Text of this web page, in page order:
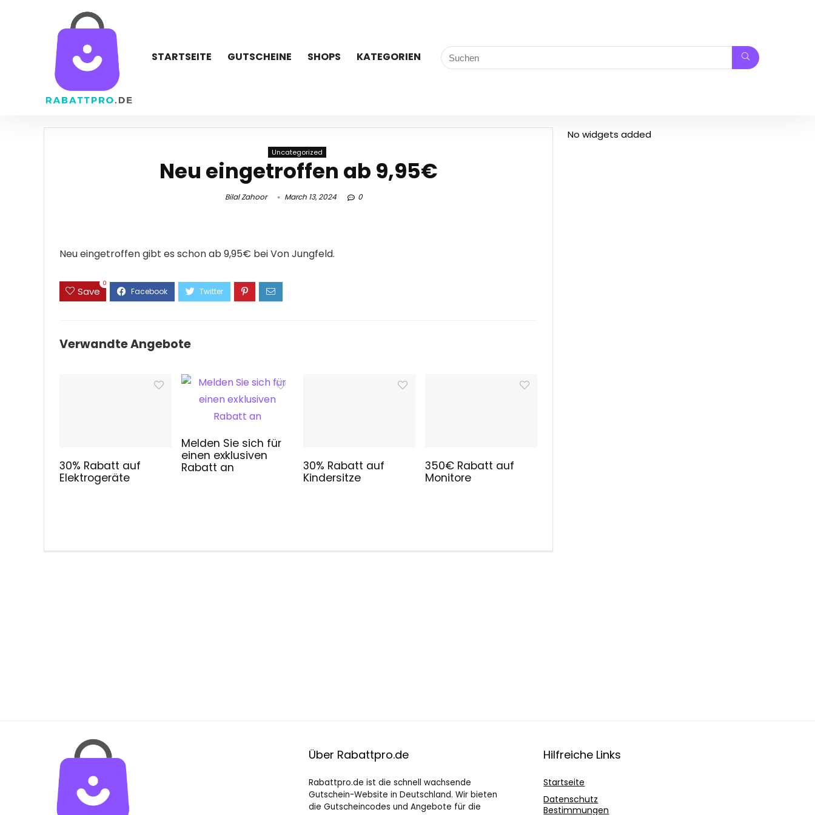
STARTSEITE GUTSCHEINE SHOPS KATEGORIEN
Uncategorized
Neu eingetroffen ab 9,95€
Bilal Zahoor March 13, 2024 0
Neu eingetroffen gibt es schon ab 9,95€ bei Von Jungfeld.
Save
0
Verwandte Angebote
30% Rabatt auf
Elektrogeräte
Melden Sie sich für
einen exklusiven
Rabatt an
30% Rabatt auf
Kindersitze
350€ Rabatt auf
Monitore
No widgets added
Über Rabattpro.de
Rabattpro.de ist die schnell wachsende
Gutschein-Website in Deutschland. Wir bieten
die Gutscheincodes und Angebote für die
Hilfreiche Links
Startseite
Datenschutz
Bestimmungen